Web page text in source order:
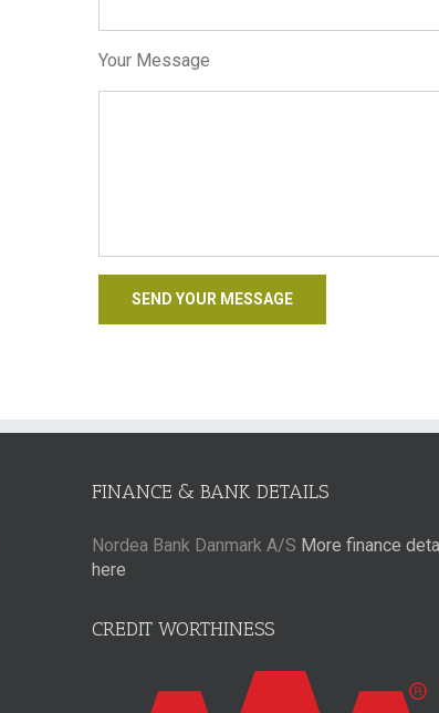
Your Message
FINANCE & BANK DETAILS
Nordea Bank Danmark A/S More finance
here
CREDIT WORTHINESS